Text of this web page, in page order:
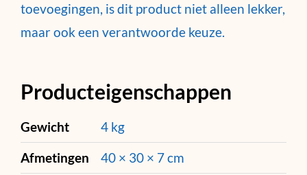
toevoegingen, is dit product niet alleen lekker,
maar ook een verantwoorde keuze.
Producteigenschappen
Gewicht
4 kg
Afmetingen
40 × 30 × 7 cm